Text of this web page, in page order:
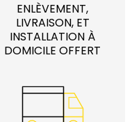
ENLÈVEMENT,
LIVRAISON, ET
INSTALLATION À
DOMICILE OFFERT